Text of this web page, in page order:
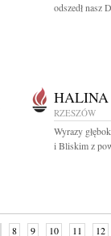
odszedł nasz
RZESZÓW
Wyrazy
i Bliskim z
8 9 10 11 12